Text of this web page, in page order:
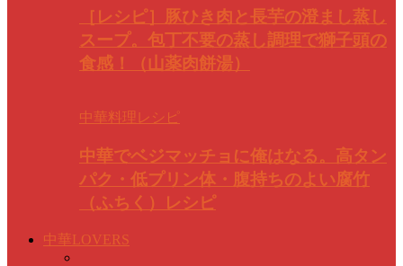
［レシピ］豚ひき肉と長芋の澄まし蒸し
スープ。包丁不要の蒸し調理で獅子頭の
食感！（山薬肉餅湯）
中華料理レシピ
中華でベジマッチョに俺はなる。高タン
パク・低プリン体・腹持ちのよい腐竹
（ふちく）レシピ
中華LOVERS